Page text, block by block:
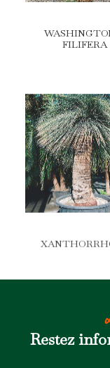
FILIFERA
Restez